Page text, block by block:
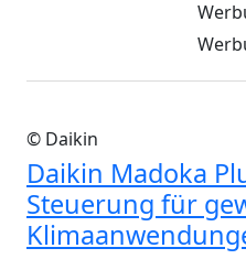
© Daikin
Daikin Madoka
Steuerung für